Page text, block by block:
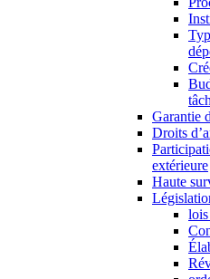
Garantie
Droits
extérieure
Haute
lois